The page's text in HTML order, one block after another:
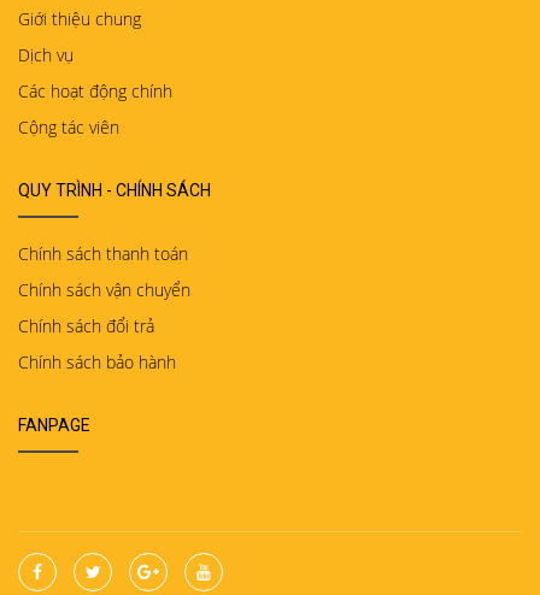
Giới thiệu chung
Dịch vụ
Các hoạt động chính
Cộng tác viên
QUY TRÌNH - CHÍNH SÁCH
Chính sách thanh toán
Chính sách vận chuyển
Chính sách đổi trả
Chính sách bảo hành
FANPAGE